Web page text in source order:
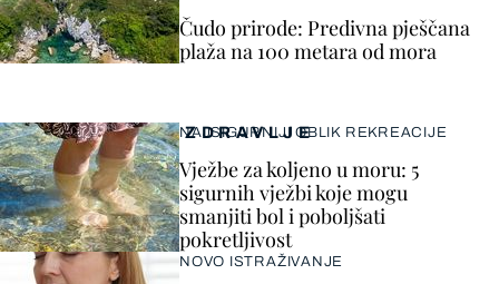
ZDRAVLJE
NAJSIGURNIJI OBLIK REKREACIJE
Vježbe za koljeno u moru: 5
sigurnih vježbi koje mogu
smanjiti bol i poboljšati
pokretljivost
NOVO ISTRAŽIVANJE
Čudo prirode: Predivna pješčana
plaža na 100 metara od mora